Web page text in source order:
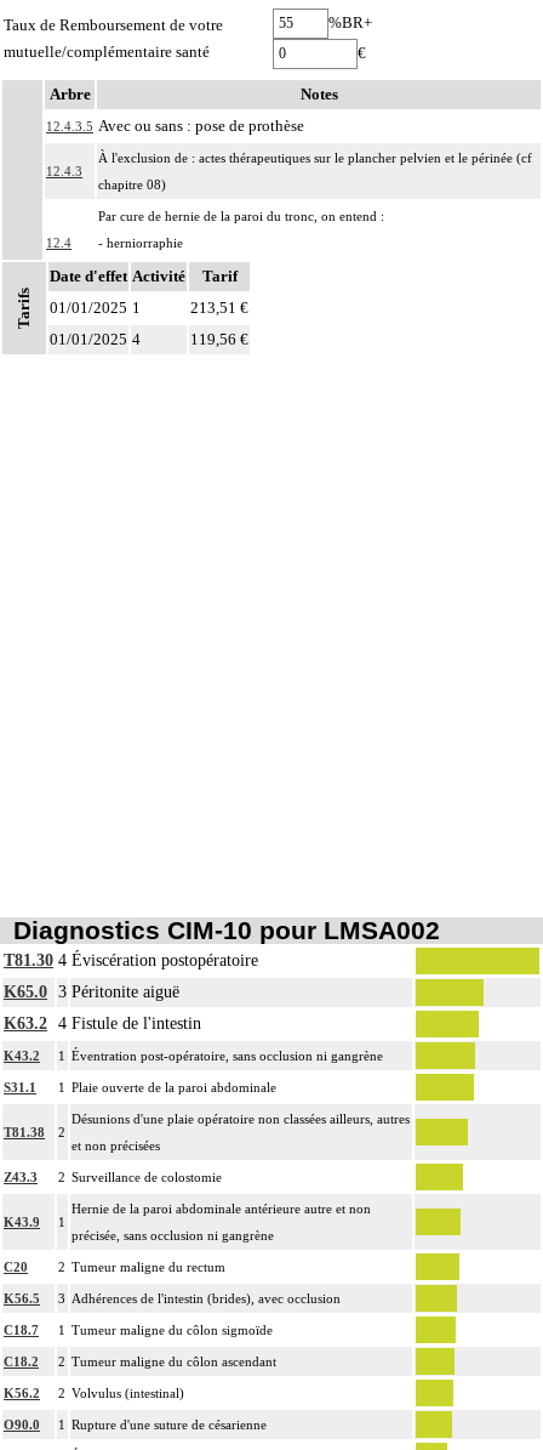
Taux de Remboursement de votre
mutuelle/complémentaire santé
%BR+
€
Arbre Notes
12.4.3.5 Avec ou sans : pose de prothèse
12.4.3
À l'exclusion de : actes thérapeutiques sur le plancher pelvien et le périnée (cf
chapitre 08)
12.4
Par cure de hernie de la paroi du tronc, on entend :
- herniorraphie
- hernioplastie prothétique ou non prothétique.
Par étage de la colonne vertébrale, on entend : hauteur occupée par deux
Tarifs
Date d'effet Activité
Tarif
01/01/2025 1
213,51 €
01/01/2025 4 119,56 €
Diagnostics CIM-10 pour LMSA002
T81.30 4 Éviscération postopératoire
K65.0 3 Péritonite aiguë
K63.2 4 Fistule de l'intestin
K43.2 1 Éventration post-opératoire, sans occlusion ni gangrène
S31.1 1 Plaie ouverte de la paroi abdominale
T81.38 2
Désunions d'une plaie opératoire non classées ailleurs, autres
et non précisées
Z43.3 2 Surveillance de colostomie
K43.9 1
Hernie de la paroi abdominale antérieure autre et non
précisée, sans occlusion ni gangrène
C20 2 Tumeur maligne du rectum
K56.5 3 Adhérences de l'intestin (brides), avec occlusion
C18.7 1 Tumeur maligne du côlon sigmoïde
C18.2 2 Tumeur maligne du côlon ascendant
K56.2 2 Volvulus (intestinal)
O90.0 1 Rupture d'une suture de césarienne